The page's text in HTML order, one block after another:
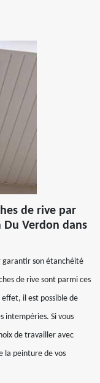
de rive par
Du Verdon dans
garantir son étanchéité
de rive sont parmi ces
il est possible de
intempéries. Si vous
de travailler avec
la peinture de vos